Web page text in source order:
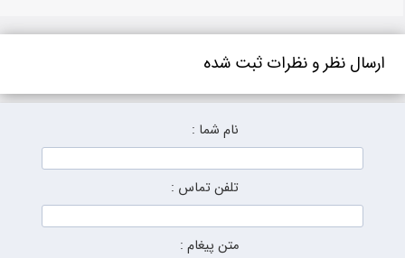
ارسال نظر و نظرات ثبت شده
نام شما :
تلفن تماس :
متن پیغام :